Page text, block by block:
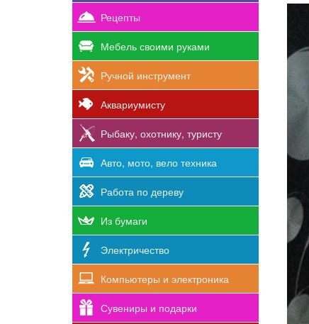
Рецепты
Мебель своими руками
Ручной инструмент
Аквариумисту
Рыбаку, охотнику, туристу
Авто, мото, вело техника
Работа по дереву
Из бумаги
Электричество
Компьютеры и электроника
Сувениры и подарки